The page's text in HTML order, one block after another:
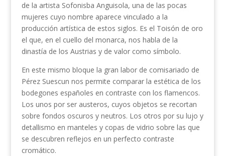
de la artista Sofonisba Anguisola, una de las pocas
mujeres cuyo nombre aparece vinculado a la
producción artística de estos siglos. Es el Toisón de oro
el que, en el cuello del monarca, nos habla de la
dinastía de los Austrias y de valor como símbolo.
En este mismo bloque la gran labor de comisariado de
Pérez Suescun nos permite comparar la estética de los
bodegones españoles en contraste con los flamencos.
Los unos por ser austeros, cuyos objetos se recortan
sobre fondos oscuros y neutros. Los otros por su lujo y
detallismo en manteles y copas de vidrio sobre las que
se descubren reflejos en un perfecto contraste
cromático.